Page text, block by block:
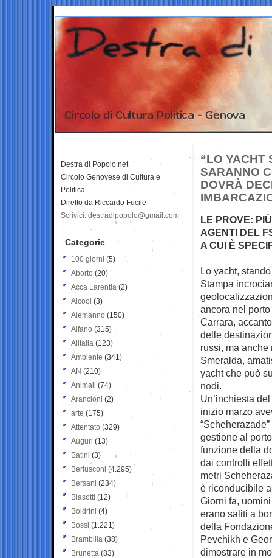
“LO YACHT
SARANNO
DOVRÀ
LE PROVE:
AGENTI DEL
A CUI È
Lo yacht,
Stampa
ancora nel
Carrara,
delle
russi, ma
Smeralda,
yacht che può
nodi.
Un’inchiesta
inizio marzo
gestione al
funzione della
dai controlli
metri
è riconducibile
Giorni fa,
erano saliti a
della
Pevchikh e
dimostrare in
Destra di Popolo.net
Circolo Genovese di Cultura e
Politica
Diretto da Riccardo Fucile
Scrivici: destradipopolo@gmail.com
Categorie
100 giorni (5)
Aborto (20)
Acca Larentia (2)
Alcool (3)
Alemanno (150)
Alfano (315)
Alitalia (123)
Ambiente (341)
AN (210)
Animali (74)
Arancioni (2)
arte (175)
Attentato (329)
Auguri (13)
Batini (3)
Berlusconi (4.295)
Bersani (234)
Biasotti (12)
Boldrini (4)
Bossi (1.221)
Brambilla (38)
Brunetta (83)